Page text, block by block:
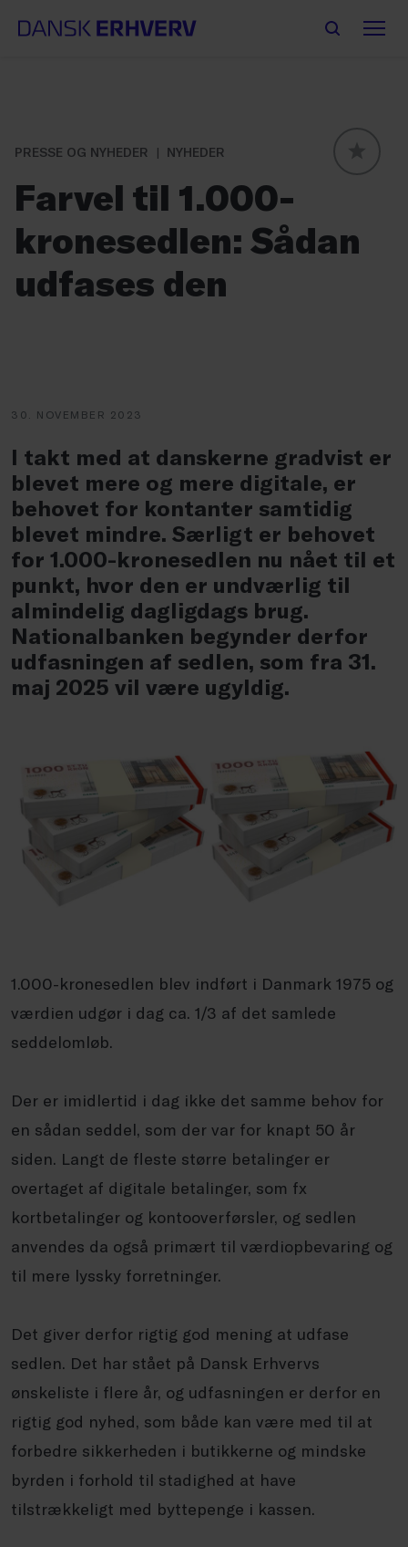
PRESSE OG NYHEDER
NYHEDER
Farvel til 1.000-
kronesedlen: Sådan
udfases den
30. NOVEMBER 2023
I takt med at danskerne gradvist er
blevet mere og mere digitale, er
behovet for kontanter samtidig
blevet mindre. Særligt er behovet
for 1.000-kronesedlen nu nået til et
punkt, hvor den er undværlig til
almindelig dagligdags brug.
Nationalbanken begynder derfor
udfasningen af sedlen, som fra 31.
maj 2025 vil være ugyldig.
1.000-kronesedlen blev indført i Danmark 1975 og
værdien udgør i dag ca. 1/3 af det samlede
seddelomløb.
Der er imidlertid i dag ikke det samme behov for
en sådan seddel, som der var for knapt 50 år
siden. Langt de fleste større betalinger er
overtaget af digitale betalinger, som fx
kortbetalinger og kontooverførsler, og sedlen
anvendes da også primært til værdiopbevaring og
til mere lyssky forretninger.
Det giver derfor rigtig god mening at udfase
sedlen. Det har stået på Dansk Erhvervs
ønskeliste i flere år, og udfasningen er derfor en
rigtig god nyhed, som både kan være med til at
forbedre sikkerheden i butikkerne og mindske
byrden i forhold til stadighed at have
tilstrækkeligt med byttepenge i kassen.